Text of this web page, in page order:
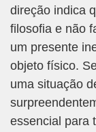
direção indica
filosofia e não
um presente
objeto físico.
uma situação
essencial para